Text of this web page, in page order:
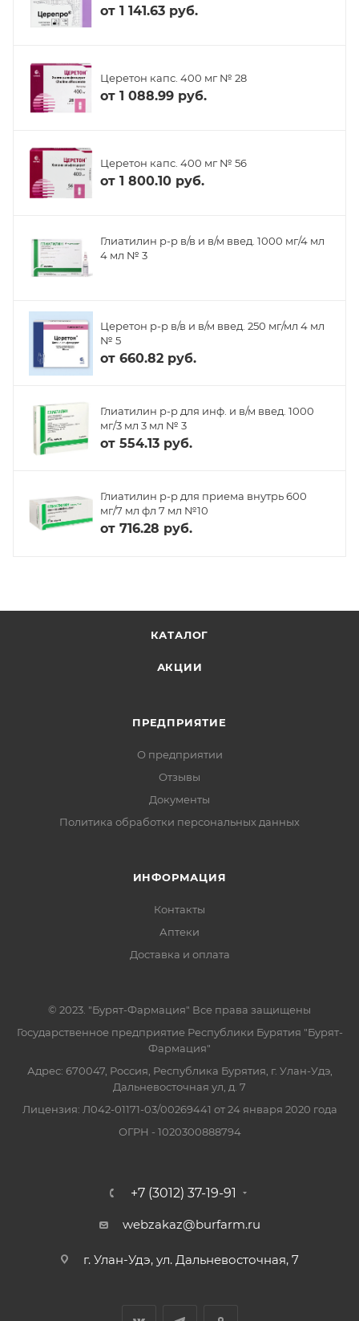
от 1 141.63 руб.
Церетон капс. 400 мг № 28
от 1 088.99 руб.
Церетон капс. 400 мг № 56
от 1 800.10 руб.
Глиатилин р-р в/в и в/м введ. 1000 мг/4 мл
4 мл № 3
Церетон р-р в/в и в/м введ. 250 мг/мл 4 мл
№ 5
от 660.82 руб.
Глиатилин р-р для инф. и в/м введ. 1000
мг/3 мл 3 мл № 3
от 554.13 руб.
Глиатилин р-р для приема внутрь 600
мг/7 мл фл 7 мл №10
от 716.28 руб.
КАТАЛОГ
АКЦИИ
ПРЕДПРИЯТИЕ
О предприятии
Отзывы
Документы
Политика обработки персональных данных
ИНФОРМАЦИЯ
Контакты
Аптеки
Доставка и оплата
© 2023. "Бурят-Фармация" Все права защищены
Государственное предприятие Республики Бурятия "Бурят-
Фармация"
Адрес: 670047, Россия, Республика Бурятия, г. Улан-Удэ,
Дальневосточная ул, д. 7
Лицензия: Л042-01171-03/00269441 от 24 января 2020 года
ОГРН - 1020300888794
+7 (3012) 37-19-91
webzakaz@burfarm.ru
г. Улан-Удэ, ул. Дальневосточная, 7